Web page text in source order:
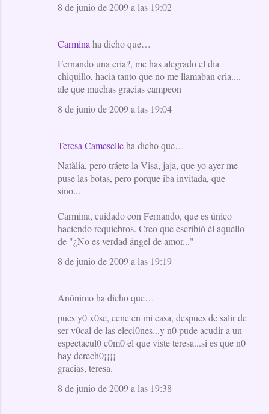
8 de junio de 2009 a las 19:02
Carmina ha dicho que…
Fernando una cria?, me has alegrado el dia
chiquillo, hacia tanto que no me llamaban cria....
ale que muchas gracias campeon
8 de junio de 2009 a las 19:04
Teresa Cameselleha dicho que…
Natàlia, pero tráete la Visa, jaja, que yo ayer me
puse las botas, pero porque iba invitada, que
sino...
Carmina, cuidado con Fernando, que es único
haciendo requiebros. Creo que escribió él aquello
de "¿No es verdad ángel de amor..."
8 de junio de 2009 a las 19:19
Anónimo ha dicho que…
pues y0 x0se, cene en mi casa, despues de salir de
ser v0cal de las eleci0nes...y n0 pude acudir a un
espectacul0 c0m0 el que viste teresa...si es que n0
hay derech0¡¡¡¡
gracias, teresa.
8 de junio de 2009 a las 19:38